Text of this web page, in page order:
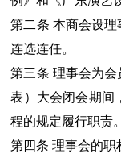
第二条 本商会设
连选连任。
第三条 理事会为
表）大会闭会期间
程的规定履行职责。
第四条 理事会的职